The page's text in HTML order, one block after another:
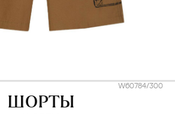
W60784/300
MARC JACOBS
ШОРТЫ